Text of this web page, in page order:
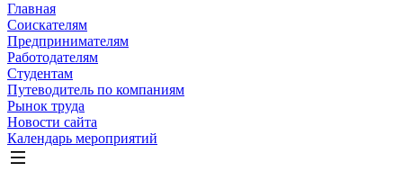
Главная
Соискателям
Предпринимателям
Работодателям
Студентам
Путеводитель по компаниям
Рынок труда
Новости сайта
Календарь мероприятий